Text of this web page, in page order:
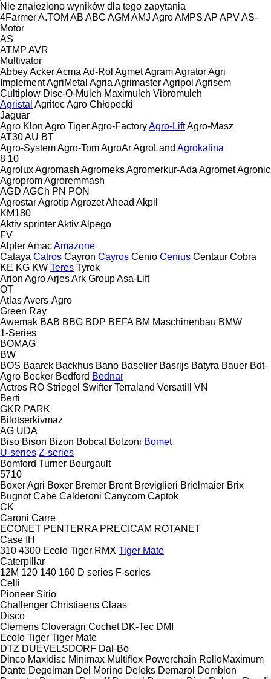
Nie znaleziono wyników dla tego zapytania
4FarmerA.TOM AB ABC AGM AMJ AgroAMPS AP APVAS-
Motor
AS
ATMP AVR
Multivator
AbbeyAckerAcma Ad-Rol AgmetAgramAgratorAgri
ImplementAgriMetal Agria AgrimasterAgripol Agrisem
Cultiplow Disc-O-Mulch Maximulch Vibromulch
Agristal AgritecAgro Chłopecki
Jaguar
Agro Klon Agro TigerAgro-FactoryAgro-LiftAgro-Masz
AT30AU BT
Agro-SystemAgro-TomAgroArAgroLand Agrokalina
8 10
AgroluxAgromash AgromeksAgromerkur-Ada AgrometAgronic
AgropromAgroremmash
AGD AGCh PN PON
AgrostarAgrotipAgrozetAhead Akpil
KM180
Aktiv sprinterAktivAlpego
FV
AlplerAmacAmazone
Cataya Catros Cayron Cayros Cenio Cenius Centaur Cobra
KE KG KW Teres Tyrok
Arion AgroArjesArk GroupAsa-Lift
OT
AtlasAvers-Agro
Green Ray
Awemak BAB BBG BDP BEFA BM Maschinenbau BMW
1-Series
BOMAG
BW
BOS Baarck Backhus Bano Baselier Basrijs Batyra Bauer Bdt-
Agro Becker Bedford Bednar
Actros RO Striegel Swifter Terraland Versatill VN
Berti
GKR PARK
Bilotserkivmaz
AG UDA
Biso Bison Bizon Bobcat Bolzoni Bomet
U-series Z-series
Bomford Turner Bourgault
5710
Boxer Agri Boxer Bremer Brent Breviglieri Brielmaier Brix
Bugnot Cabe Calderoni Canycom Captok
CK
Caroni Carre
ECONET PENTERRA PRECICAM ROTANET
Case IH
310 4300 Ecolo Tiger RMX Tiger Mate
Caterpillar
12M 120 140 160 D series F-series
Celli
Pioneer Sirio
Challenger Christiaens Claas
Disco
Clemens Cloveragri Cochet DK-Tec DMI
Ecolo Tiger Tiger Mate
DTZ DUEVELSDORF Dal-Bo
Dinco Maxidisc Minimax Multiflex Powerchain RolloMaximum
Dante Degelman Del Morino Deleks Demarol Demblon